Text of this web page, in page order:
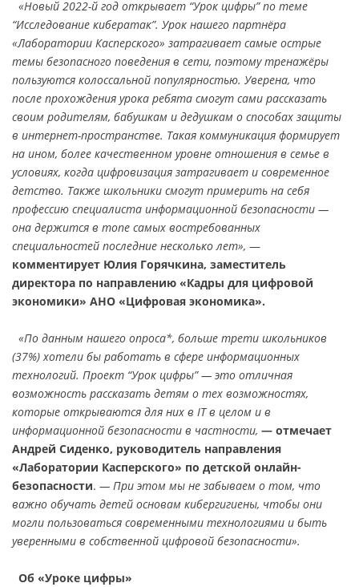
«Новый 2022-й год открывает “Урок цифры” по теме
“Исследование кибератак”. Урок нашего партнёра
«Лаборатории Касперского» затрагивает самые острые
темы безопасного поведения в сети, поэтому тренажёры
пользуются колоссальной популярностью. Уверена, что
после прохождения урока ребята смогут сами рассказать
своим родителям, бабушкам и дедушкам о способах защиты
в интернет-пространстве. Такая коммуникация формирует
на ином, более качественном уровне отношения в семье в
условиях, когда цифровизация затрагивает и современное
детство. Также школьники смогут примерить на себя
профессию специалиста информационной безопасности —
она держится в топе самых востребованных
специальностей последние несколько лет», —
комментирует Юлия Горячкина, заместитель
директора по направлению «Кадры для цифровой
экономики» АНО «Цифровая экономика».
«По данным нашего опроса*, больше трети школьников
(37%) хотели бы работать в сфере информационных
технологий. Проект “Урок цифры” — это отличная
возможность рассказать детям о тех возможностях,
которые открываются для них в IT в целом и в
информационной безопасности в частности, — отмечает
Андрей Сиденко, руководитель направления
«Лаборатории Касперского» по детской онлайн-
безопасности. — При этом мы не забываем о том, что
важно обучать детей основам кибергигиены, чтобы они
могли пользоваться современными технологиями и быть
уверенными в собственной цифровой безопасности».
Об «Уроке цифры»